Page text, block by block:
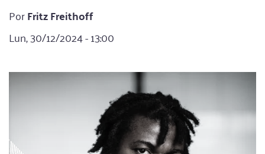
PorFritz Freithoff
Lun, 30/12/2024 - 13:00